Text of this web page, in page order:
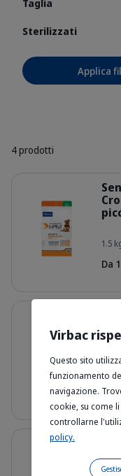
Taglia
Sterilizzati
Applica
4 prodotti
1.5
Da
3 kg
Da
Virbac
Questo sito
funzionamento
navigazione.
cookie, su come
controllarne
policy.